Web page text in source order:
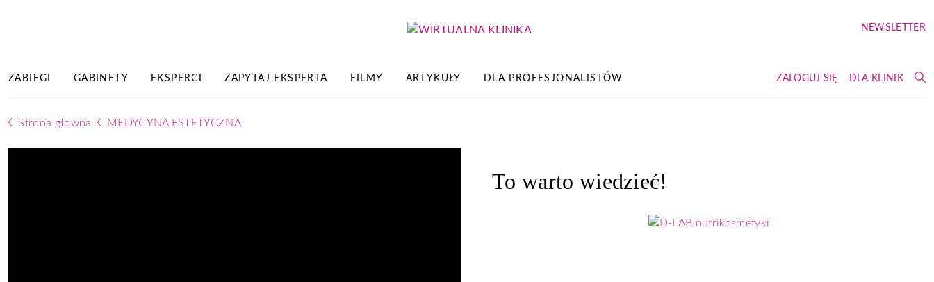
NEWSLETTER
ZABIEGI GABINETY EKSPERCI ZAPYTAJ EKSPERTA FILMY ARTYKUŁY DLA PROFESJONALISTÓW ZALOGUJ SIĘ DLA KLINIK
Strona główna MEDYCYNA ESTETYCZNA
To warto wiedzieć!